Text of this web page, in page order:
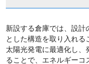
新設する倉庫では、設
とした構造を取り入れ
太陽光発電に最適化し
ることで、エネルギーコ